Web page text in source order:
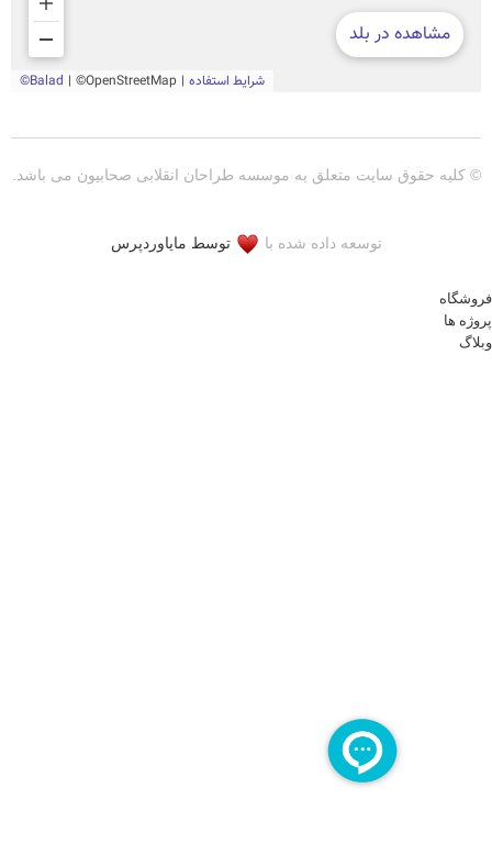
© کلیه حقوق سایت متعلق به موسسه طراحان انقلابی صحابیون می باشد.
توسعه داده شده با توسط مایاوردپرس
فروشگاه
پروژه ها
وبلاگ